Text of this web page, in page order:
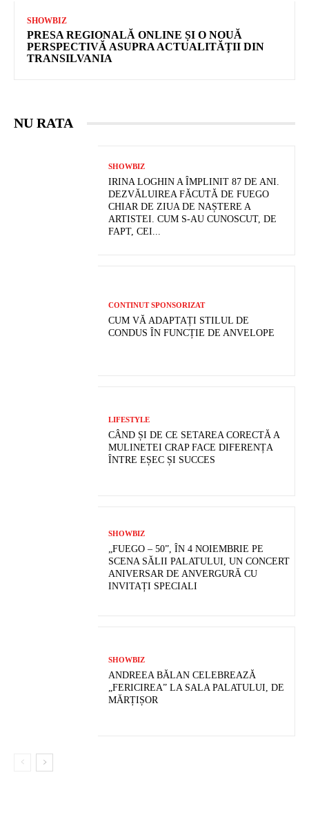
SHOWBIZ
PRESA REGIONALĂ ONLINE ȘI O NOUĂ
PERSPECTIVĂ ASUPRA ACTUALITĂȚII DIN
TRANSILVANIA
NU RATA
SHOWBIZ
IRINA LOGHIN A ÎMPLINIT 87 DE ANI.
DEZVĂLUIREA FĂCUTĂ DE FUEGO
CHIAR DE ZIUA DE NAȘTERE A
ARTISTEI. CUM S-AU CUNOSCUT, DE
FAPT, CEI...
CONTINUT SPONSORIZAT
CUM VĂ ADAPTAȚI STILUL DE
CONDUS ÎN FUNCȚIE DE ANVELOPE
LIFESTYLE
CÂND ȘI DE CE SETAREA CORECTĂ A
MULINETEI CRAP FACE DIFERENȚA
ÎNTRE EȘEC ȘI SUCCES
SHOWBIZ
„FUEGO – 50”, ÎN 4 NOIEMBRIE PE
SCENA SĂLII PALATULUI, UN CONCERT
ANIVERSAR DE ANVERGURĂ CU
INVITAȚI SPECIALI
SHOWBIZ
ANDREEA BĂLAN CELEBREAZĂ
„FERICIREA” LA SALA PALATULUI, DE
MĂRȚIȘOR